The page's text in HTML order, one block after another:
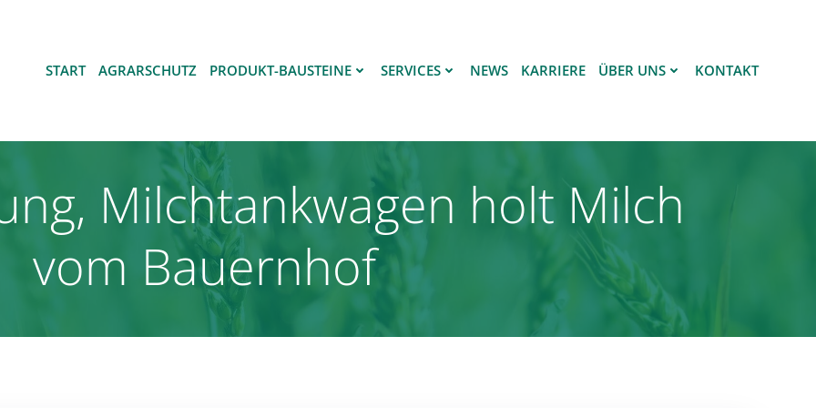
START AGRARSCHUTZ PRODUKT-BAUSTEINE SERVICES NEWS KARRIERE ÜBER UNS KONTAKT
Milchtankwagen holt Milch
vom Bauernhof